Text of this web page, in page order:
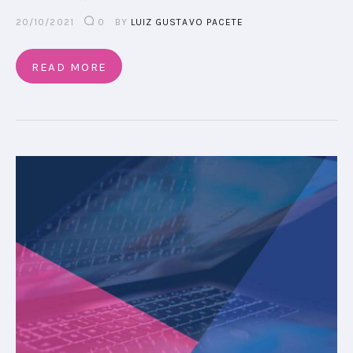
20/10/2021 0 BY LUIZ GUSTAVO PACETE
READ MORE